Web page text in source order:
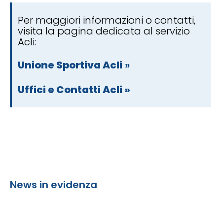
Per maggiori informazioni o contatti,
visita la pagina dedicata al servizio
Acli:
Unione Sportiva Acli »
Uffici e Contatti Acli »
News in evidenza